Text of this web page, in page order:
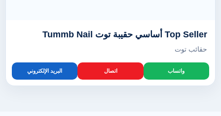
Top Seller أساسي حقيبة توت Tummb Nail
حقائب توت
واتساب اتصال البريد الإلكتروني